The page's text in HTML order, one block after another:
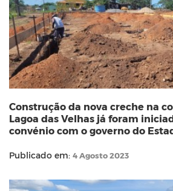
Construção da nova creche na
Lagoa das Velhas já foram
convénio com o governo do
Publicado em: 4 Agosto 2023